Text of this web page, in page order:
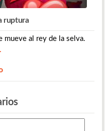
ruptura
mueve al rey de la selva.